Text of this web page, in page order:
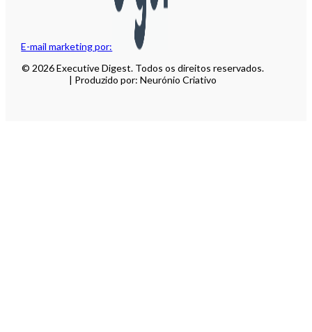
E-mail marketing por:
© 2026 Executive Digest. Todos os direitos reservados.
| Produzido por: Neurónio Criativo